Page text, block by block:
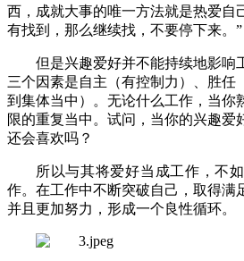
西，成就大事的唯一方法就是热爱自
有找到，那么继续找，不要停下来。”
但是兴趣爱好并不能持续地影响
三个因素是自主（有控制力）、胜任
到集体当中）。无论什么工作，当你
限的重复当中。试问，当你的兴趣爱
还会喜欢吗？
所以与其将爱好当成工作，不
作。在工作中不断突破自己，取得满
并且更加努力，形成一个良性循环。